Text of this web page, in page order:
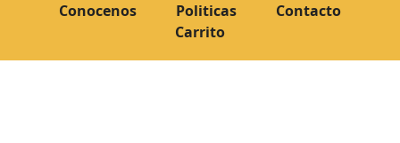
Conocenos Politicas
Contacto
Carrito